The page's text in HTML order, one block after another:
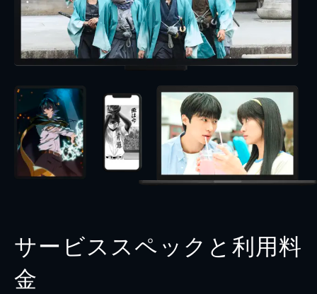
サービススペックと利用料
金